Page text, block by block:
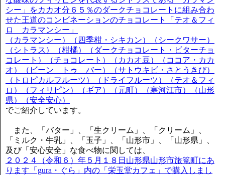
シー」をカカオ分６５％のダークチョコレートに組み合わ
せた王道のコンビネーションのチョコレート「テオ＆フィ
ロ カラマンシー」
（カラマンシー）（四季柑・シキカン）（シークワサー）
（シトラス）（柑橘）（ダークチョコレート・ビターチョ
コレート）（チョコレート）（カカオ豆）（ココア・カカ
オ）（ビーン トゥ バー）（サトウキビ・さとうきび）
（トロピカルフルーツ）（ドライフルーツ）（テオ＆フィ
ロ）（フィリピン）（ギア）（元町）（寒河江市）（山形
県）（安全安心）
でご紹介しています。
また、「バター」、「生クリーム」、「クリーム」、
「ミルク・牛乳」、「玉子」、「山形市」、「山形県」、
及び「安心安全」な食べ物に関しては、
２０２４（令和６）年５月１８日山形県山形市旅篭町にあ
ります「gura・ぐら」内の「栄玉堂カフェ」で購入しまし